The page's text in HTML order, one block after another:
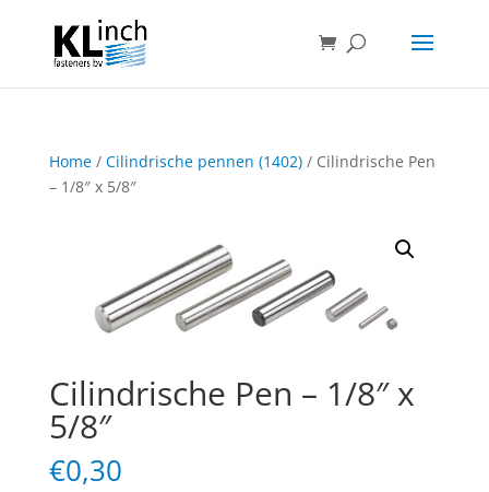
Home/ Cilindrische pennen (1402)/ Cilindrische Pen
– 1/8″ x 5/8″
Cilindrische Pen – 1/8″ x
5/8″
€0,30